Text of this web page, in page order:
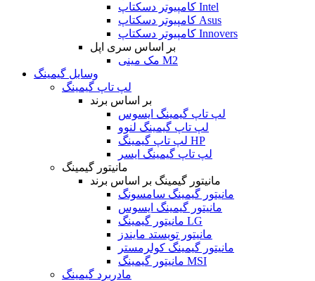
کامپیوتر دسکتاپ Intel
کامپیوتر دسکتاپ Asus
کامپیوتر دسکتاپ Innovers
بر اساس سری اپل
مک مینی M2
وسایل گیمینگ
لپ تاپ گیمینگ
بر اساس برند
لپ تاپ گیمینگ ایسوس
لپ تاپ گیمینگ لنوو
لپ تاپ گیمینگ HP
لپ تاپ گیمینگ ایسر
مانیتور گیمینگ
مانیتور گیمینگ بر اساس برند
مانیتور گیمینگ سامسونگ
مانیتور گیمینگ ایسوس
مانیتور گیمینگ LG
مانیتور تویستد مایندز
مانیتور گیمینگ کولرمستر
مانیتور گیمینگ MSI
مادربرد گیمینگ